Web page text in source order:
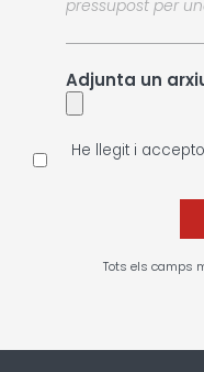
Adjunta un
He llegit i
Tots els camps